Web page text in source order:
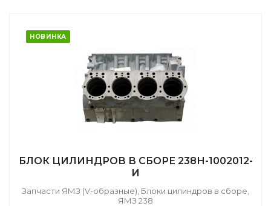
НОВИНКА
БЛОК ЦИЛИНДРОВ В СБОРЕ 238Н-1002012-
И
Запчасти ЯМЗ (V-образные), Блоки цилиндров в сборе,
ЯМЗ 238